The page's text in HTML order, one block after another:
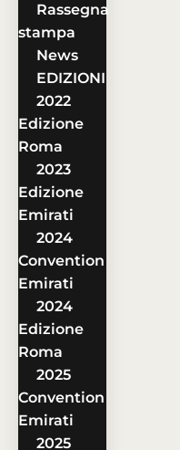
Rassegna
stampa
News
EDIZIONI
2022
Edizione
Roma
2023
Edizione
Emirati
2024
Convention
Emirati
2024
Edizione
Roma
2025
Convention
Emirati
2025